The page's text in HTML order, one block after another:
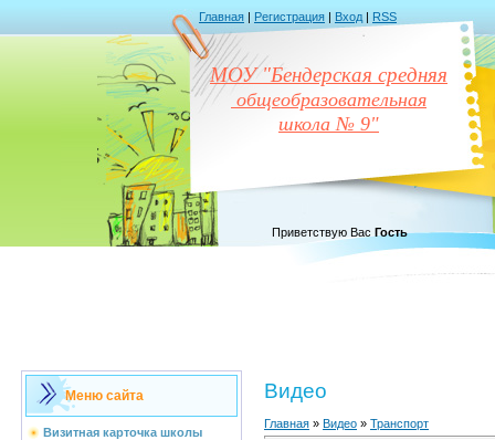
Главная | Регистрация | Вход | RSS
МОУ "Бендерская средняя
общеобразовательная
школа № 9"
Приветствую Вас Гость
Меню сайта
Визитная карточка школы
Видео
Главная » Видео » Транспорт